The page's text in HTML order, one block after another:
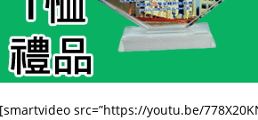
[smartvideo src=”https://youtu.be/